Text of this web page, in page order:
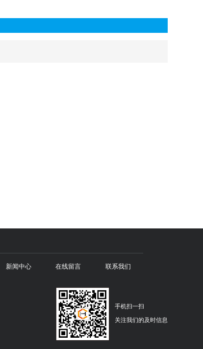
新闻中心 在线留言 联系我们
手机扫一扫
关注我们的及时信息